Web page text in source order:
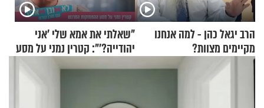
הרב יגאל כהן - למה אנחנו
מקיימים מצוות?
"שאלתי את אמא שלי 'אני
יהודייה?'": קטרין נמני על מסע
ההתחזקות המרגש